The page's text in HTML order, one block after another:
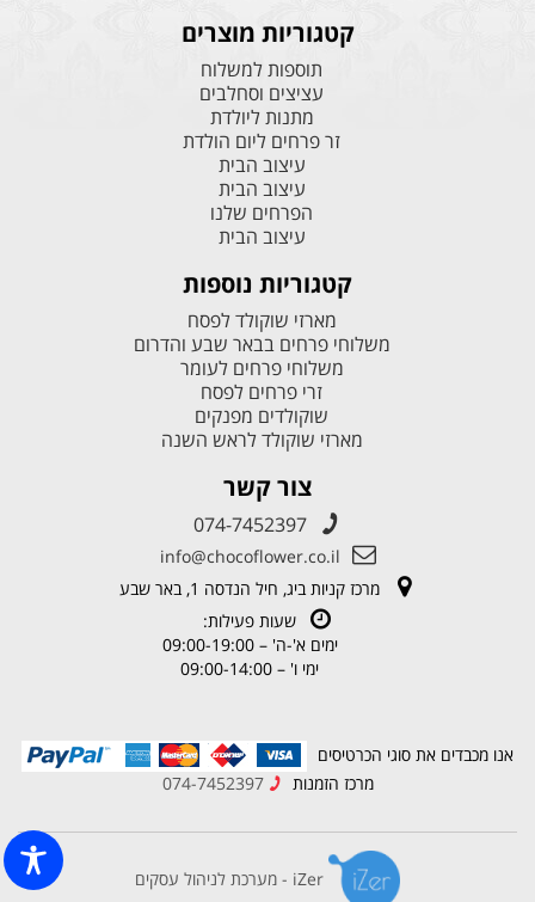
קטגוריות מוצרים
תוספות למשלוח
עציצים וסחלבים
מתנות ליולדת
זר פרחים ליום הולדת
עיצוב הבית
עיצוב הבית
הפרחים שלנו
עיצוב הבית
קטגוריות נוספות
מארזי שוקולד לפסח
משלוחי פרחים בבאר שבע והדרום
משלוחי פרחים לעומר
זרי פרחים לפסח
שוקולדים מפנקים
מארזי שוקולד לראש השנה
צור קשר
074-7452397
info@chocoflower.co.il
מרכז קניות ביג, חיל הנדסה 1, באר שבע
שעות פעילות:
ימים א'-ה' – 09:00-19:00
ימי ו' – 09:00-14:00
אנו מכבדים את סוגי הכרטיסים
מרכז הזמנות
074-7452397
iZer - מערכת לניהול עסקים